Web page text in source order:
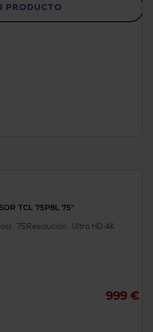
PRODUCTO
TCL 75P8L 75"
: 75Resolución : Ultra HD 4K
999 €